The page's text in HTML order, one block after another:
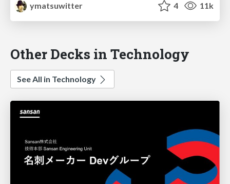
ymatsuwitter
4 11k
Other Decks in Technology
See All in Technology